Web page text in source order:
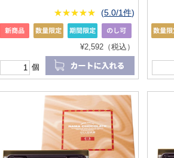
★★★★★
★★★★★ (5.0/1件)
¥2,592（税込）
個